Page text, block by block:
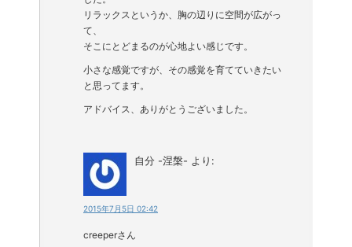
リラックスというか、胸の辺りに空間が広がっ
て、
そこにとどまるのが心地よい感じです。
小さな感覚ですが、その感覚を育てていきたい
と思ってます。
アドバイス、ありがとうございました。
自分 -涅槃- より:
2015年7月5日 02:42
creeperさん